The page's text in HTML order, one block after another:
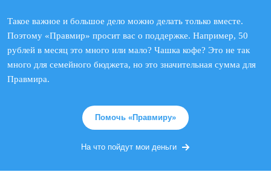
Такое важное и большое дело можно делать только вместе.
Поэтому «Правмир» просит вас о поддержке. Например, 50
рублей в месяц это много или мало? Чашка кофе? Это не так
много для семейного бюджета, но это значительная сумма для
Правмира.
Помочь «Правмиру»
На что пойдут мои деньги